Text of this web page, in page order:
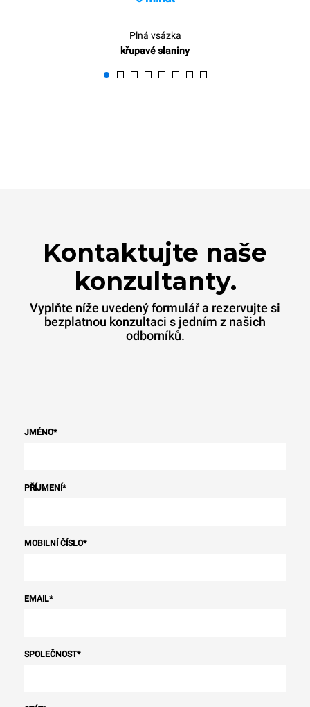
Plná vsázka
křupavé slaniny
Kontaktujte naše
konzultanty.
Vyplňte níže uvedený formulář a rezervujte si
bezplatnou konzultaci s jedním z našich
odborníků.
JMÉNO*
PŘÍJMENÍ *
MOBILNÍ ČÍSLO*
EMAIL*
SPOLEČNOST*